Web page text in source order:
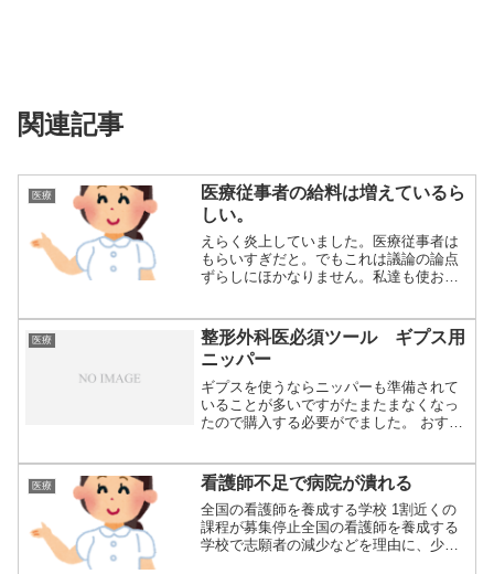
関連記事
医療
医療従事者の給料は増えているら
しい。
えらく炎上していました。医療従事者は
もらいすぎだと。でもこれは議論の論点
ずらしにほかなりません。私達も使おう
医療
整形外科医必須ツール ギプス用
ニッパー
ギプスを使うならニッパーも準備されて
いることが多いですがたまたまなくなっ
たので購入する必要がでました。 おすす
医療 看護師不足で病院が潰れる
全国の看護師を養成する学校 1割近くの
課程が募集停止全国の看護師を養成する
学校で志願者の減少などを理由に、少な